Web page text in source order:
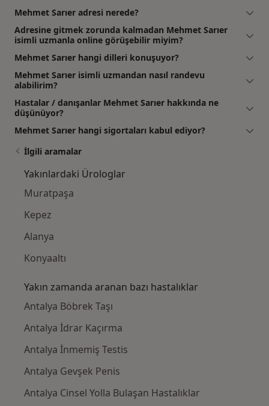
Mehmet Sarıer adresi nerede?
Adresine gitmek zorunda kalmadan Mehmet Sarıer
isimli uzmanla online görüşebilir miyim?
Mehmet Sarıer hangi dilleri konuşuyor?
Mehmet Sarıer isimli uzmandan nasıl randevu
alabilirim?
Hastalar / danışanlar Mehmet Sarıer hakkında ne
düşünüyor?
Mehmet Sarıer hangi sigortaları kabul ediyor?
İlgili aramalar
Yakınlardaki Ürologlar
Muratpaşa
Kepez
Alanya
Konyaaltı
Yakın zamanda aranan bazı hastalıklar
Antalya Böbrek Taşı
Antalya İdrar Kaçırma
Antalya İnmemiş Testis
Antalya Gevşek Penis
Antalya Cinsel Yolla Bulaşan Hastalıklar